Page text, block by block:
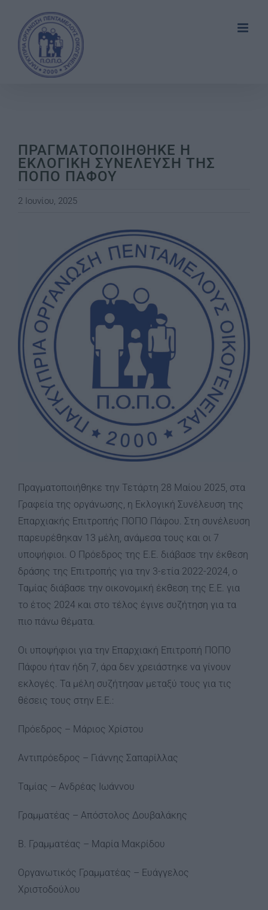
content
ΠΡΑΓΜΑΤΟΠΟΙΗΘΗΚΕ Η
ΕΚΛΟΓΙΚΗ ΣΥΝΕΛΕΥΣΗ ΤΗΣ
ΠΟΠΟ ΠΑΦΟΥ
2 Ιουνίου, 2025
Image
Πραγματοποιήθηκε την Τετάρτη 28 Μαίου 2025, στα
Γραφεία της οργάνωσης, η Εκλογική Συνέλευση της
Επαρχιακής Επιτροπής ΠΟΠΟ Πάφου. Στη συνέλευση
παρευρέθηκαν 13 μέλη, ανάμεσα τους και οι 7
υποψήφιοι. Ο Πρόεδρος της Ε.Ε. διάβασε την έκθεση
δράσης της Επιτροπής για την 3-ετία 2022-2024, ο
Ταμίας διάβασε την οικονομική έκθεση της Ε.Ε. για
το έτος 2024 και στο τέλος έγινε συζήτηση για τα
πιο πάνω θέματα.
Οι υποψήφιοι για την Επαρχιακή Επιτροπή ΠΟΠΟ
Πάφου ήταν ήδη 7, άρα δεν χρειάστηκε να γίνουν
εκλογές. Τα μέλη συζήτησαν μεταξύ τους για τις
θέσεις τους στην Ε.Ε.:
Πρόεδρος – Μάριος Χρίστου
Αντιπρόεδρος – Γιάννης Σαπαρίλλας
Ταμίας – Ανδρέας Ιωάννου
Γραμματέας – Απόστολος Δουβαλάκης
Β. Γραμματέας – Μαρία Μακρίδου
Οργανωτικός Γραμματέας – Ευάγγελος
Χριστοδούλου